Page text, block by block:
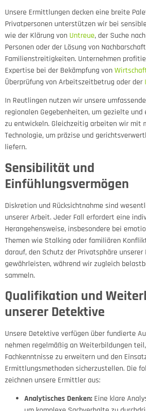
Unsere Ermittlungen decken eine breite
Privatpersonen unterstützen wir bei
wie der Klärung von Untreue, der Suche
Personen oder der Lösung von
Familienstreitigkeiten. Unternehmen
Expertise bei der Bekämpfung von
Überprüfung von Arbeitszeitbetrug oder der
In Reutlingen nutzen wir unsere
regionalen Gegebenheiten, um gezielte
zu entwickeln. Gleichzeitig arbeiten wir mit
Technologie, um präzise und
liefern.
Sensibilität und
Einfühlungsvermögen
Diskretion und Rücksichtnahme sind
unserer Arbeit. Jeder Fall erfordert eine
Herangehensweise, insbesondere bei
Themen wie Stalking oder familiären
darauf, den Schutz der Privatsphäre unserer
gewährleisten, während wir zugleich
sammeln.
Qualifikation und
unserer Detektive
Unsere Detektive verfügen über fundierte
nehmen regelmäßig an Weiterbildungen
Fachkenntnisse zu erweitern und den
Ermittlungsmethoden sicherzustellen. Die
zeichnen unsere Ermittler aus:
Analytisches Denken: Eine klare